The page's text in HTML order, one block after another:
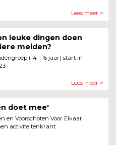
Lees meer >
leuke dingen doen
meiden?
(14 - 16 jaar) start in
Lees meer >
doet mee'
en Voorschoten Voor Elkaar
activiteitenkrant